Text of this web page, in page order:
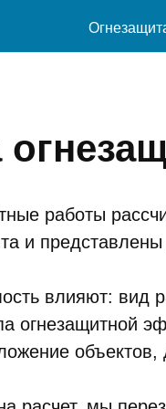
работы
и
влияют: вид
огнезащитной
объектов,